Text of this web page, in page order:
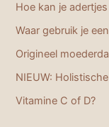
Hoe kan je
Waar gebruik je
Origineel
NIEUW:
Vitamine C of D?